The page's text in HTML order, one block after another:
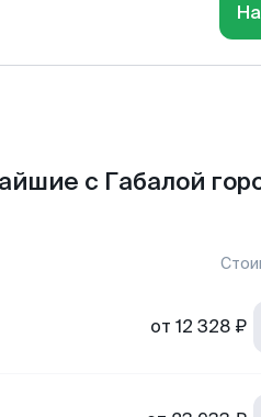
с Габалой
от 12 328 ₽